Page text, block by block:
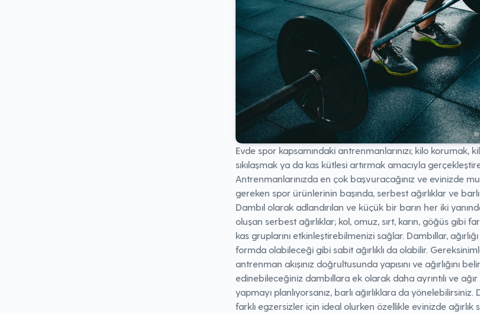
Evde spor kapsamındaki antrenmanlarınızı; kilo korumak,
sıkılaşmak ya da kas kütlesi artırmak amacıyla
Antrenmanlarınızda en çok başvuracağınız ve evinizde
gereken spor ürünlerinin başında, serbest ağırlıklar ve barlı
Dambıl olarak adlandırılan ve küçük bir barın her iki
oluşan serbest ağırlıklar; kol, omuz, sırt, karın, göğüs gibi
kas gruplarını etkinleştirebilmenizi sağlar. Dambıllar,
formda olabileceği gibi sabit ağırlıklı da olabilir.
antrenman akışınız doğrultusunda yapısını ve ağırlığını
edinebileceğiniz dambıllara ek olarak daha ayrıntılı ve ağır
yapmayı planlıyorsanız, barlı ağırlıklara da
farklı egzersizler için ideal olurken özellikle evinizde ağırlık